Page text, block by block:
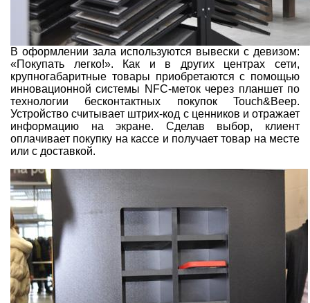
В оформлении зала используются вывески с девизом:
«Покупать легко!». Как и в других центрах сети,
крупногабаритные товары приобретаются с помощью
инновационной системы NFC-меток через планшет по
технологии бесконтактных покупок Touch&Beep.
Устройство считывает штрих-код с ценников и отражает
информацию на экране. Сделав выбор, клиент
оплачивает покупку на кассе и получает товар на месте
или с доставкой.